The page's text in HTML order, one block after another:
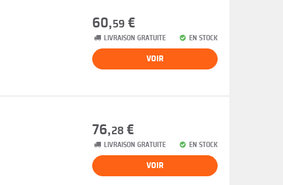
60,59 €
LIVRAISON GRATUITE EN STOCK
VOIR
76,28 €
LIVRAISON GRATUITE EN STOCK
VOIR